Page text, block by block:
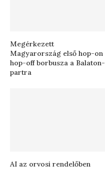
Megérkezett
Magyarország első hop-on
hop-off borbusza a Balaton-
partra
AI az orvosi rendelőben